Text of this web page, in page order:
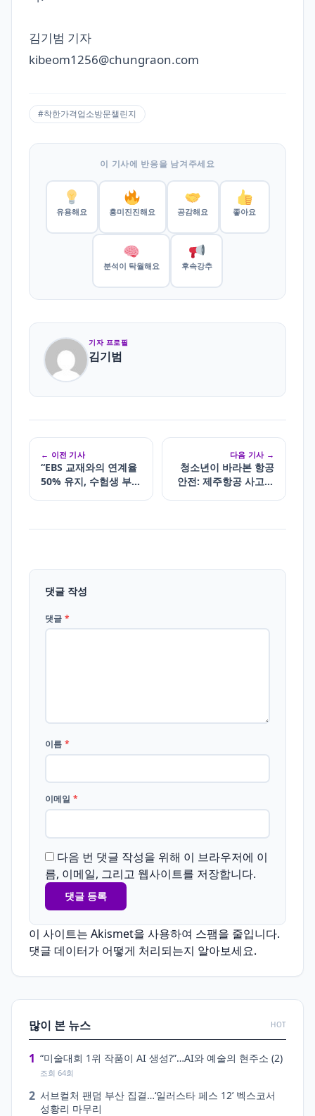
김기범 기자
kibeom1256@chungraon.com
#착한가격업소방문챌린지
이 기사에 반응을 남겨주세요
유용해요 흥미진진해요 공감해요 좋아요
분석이 탁월해요 후속강추
기자 프로필
김기범
← 이전 기사
“EBS 교재와의 연계율
50% 유지, 수험생 부담
다음 기사 →
청소년이 바라본 항공
안전: 제주항공 사고를
댓글 작성
댓글 *
이름 *
이메일 *
다음 번 댓글 작성을 위해 이 브라우저에 이
름, 이메일, 그리고 웹사이트를 저장합니다.
이 사이트는 Akismet을 사용하여 스팸을 줄입니다.
댓글 데이터가 어떻게 처리되는지 알아보세요.
많이 본 뉴스 HOT
1 “미술대회 1위 작품이 AI 생성?”…AI와 예술의 현주소 (2)
조회 64회
2 서브컬처 팬덤 부산 집결…‘일러스타 페스 12’ 벡스코서
성황리 마무리